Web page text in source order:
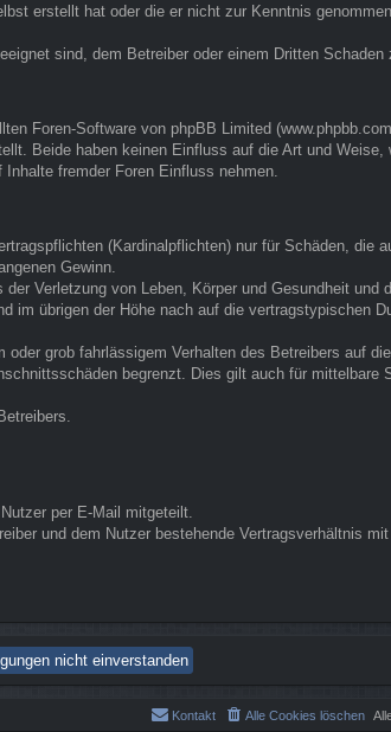
erstellt hat oder die er nicht zur Kenntnis
sind, dem Betreiber oder einem Dritten Schaden
Foren-Software von phpBB Limited
Beide haben keinen Einfluss auf die Art und Weise,
fremder Foren Einfluss nehmen.
(Kardinalpflichten) nur für Schäden, die
Gewinn.
Verletzung von Leben, Körper und Gesundheit und
im übrigen der Höhe nach auf die vertragstypischen
grob fahrlässigem Verhalten des Betreibers auf
begrenzt. Dies gilt auch für mittelbare
per E-Mail mitgeteilt.
und dem Nutzer bestehende Vertragsverhältnis mit
Alle Cookies löschen
Kontakt